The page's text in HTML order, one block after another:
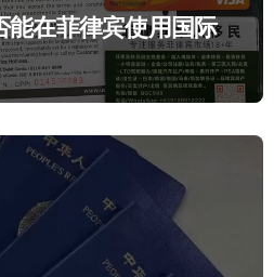
能在菲律宾使用国际